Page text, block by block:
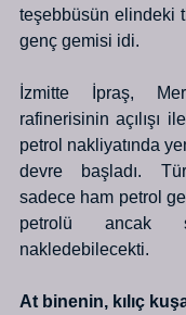
teşebbüsün elindeki
genç gemisi idi.
İzmitte İpraş,
rafinerisinin açılışı
petrol nakliyatında
devre başladı.
sadece ham petrol
petrolü ancak
nakledebilecekti.
At binenin, kılıç